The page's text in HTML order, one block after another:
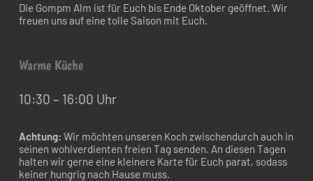
Die Gompm Alm ist für Euch bis Ende Oktober geöffnet. Wir
freuen uns auf eine tolle Saison mit Euch.
Warme Küche
10:30 – 16:00 Uhr
Achtung: Wir möchten unseren Koch zwischendurch auch in
seinen wohlverdienten freien Tag senden. An diesen Tagen
halten wir gerne eine kleinere Karte für Euch parat, sodass
keiner hungrig nach Hause muss.